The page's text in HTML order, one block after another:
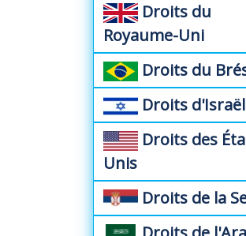
Droits du
Royaume-Uni
Droits du
Droits d'Israël
Droits des
Unis
Droits de la